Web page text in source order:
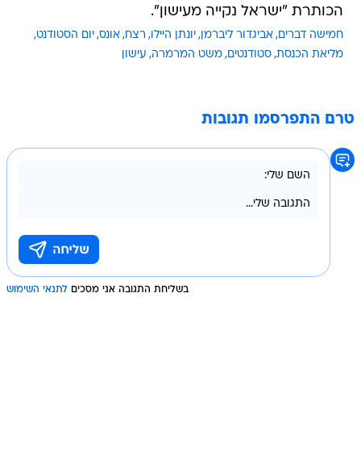
הכותרת "ישראל נקייה מעישון".
חמישה דברים אביגדור ליברמן יונתן היילו רצח אונס יום הסטודנט
מליאת הכנסת סטודנטים משט המרמרה עישון
טרם התפרסמו תגובות
בשליחת התגובה אני מסכים לתנאי השימוש